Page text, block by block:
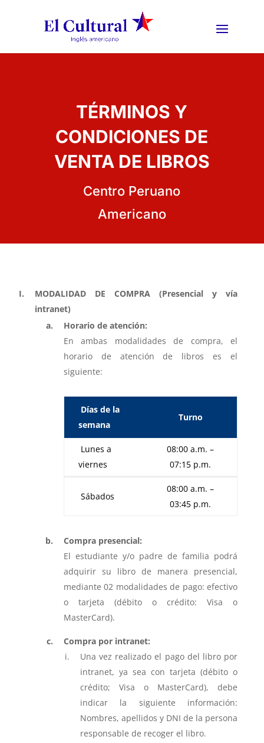
TÉRMINOS Y
CONDICIONES DE
VENTA DE LIBROS
Centro Peruano
Americano
MODALIDAD DE COMPRA (Presencial y vía
intranet)
Horario de atención:
En ambas modalidades de compra, el
horario de atención de libros es el
siguiente:
Días de la
semana
Turno
Lunes a
viernes
08:00 a.m. –
07:15 p.m.
Sábados
08:00 a.m. –
03:45 p.m.
Compra presencial:
El estudiante y/o padre de familia podrá
adquirir su libro de manera presencial,
mediante 02 modalidades de pago: efectivo
o tarjeta (débito o crédito: Visa o
MasterCard).
Compra por intranet:
Una vez realizado el pago del libro por
intranet, ya sea con tarjeta (débito o
crédito; Visa o MasterCard), debe
indicar la siguiente información:
Nombres, apellidos y DNI de la persona
responsable de recoger el libro.